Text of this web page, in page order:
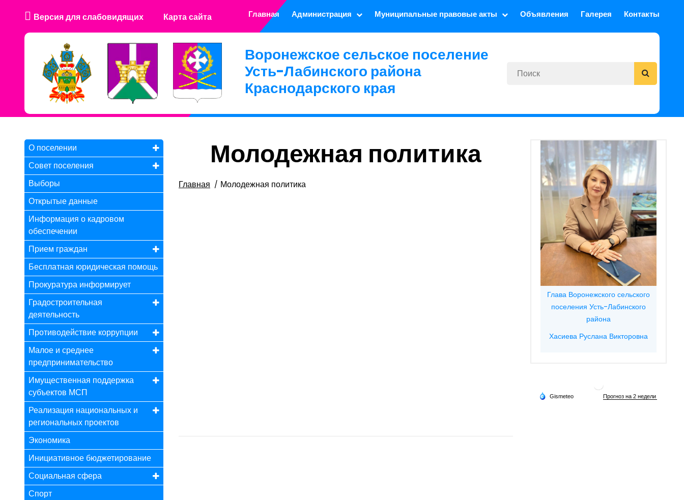
Версия для слабовидящих Карта сайта Главная Администрация Муниципальные правовые акты Объявления Галерея Контакты
Воронежское сельское поселение
Усть-Лабинского района
Краснодарского края
О поселении
Совет поселения
Выборы
Открытые данные
Информация о кадровом
обеспечении
Прием граждан
Бесплатная юридическая помощь
Прокуратура информирует
Градостроительная
деятельность
Противодействие коррупции
Малое и среднее
предпринимательство
Имущественная поддержка
субъектов МСП
Реализация национальных и
региональных проектов
Экономика
Инициативное бюджетирование
Социальная сфера
Спорт
Молодежная политика
Главная Молодежная политика
Глава Воронежского сельского
поселения Усть-Лабинского
района
Хасиева Руслана Викторовна